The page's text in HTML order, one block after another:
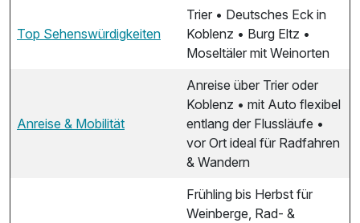
Top Sehenswürdigkeiten
Trier • Deutsches Eck in
Koblenz • Burg Eltz •
Moseltäler mit Weinorten
Anreise & Mobilität
Anreise über Trier oder
Koblenz • mit Auto flexibel
entlang der Flussläufe •
vor Ort ideal für Radfahren
& Wandern
Frühling bis Herbst für
Weinberge, Rad- &